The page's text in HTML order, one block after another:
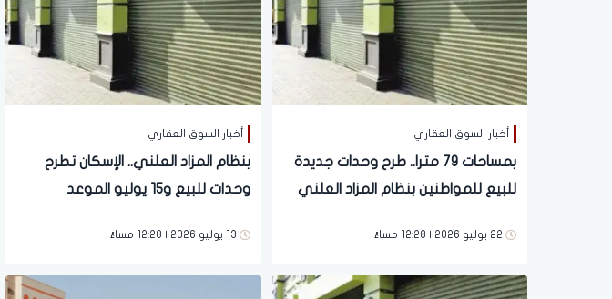
أخبار السوق العقاري
بمساحات 79 مترا.. طرح وحدات جديدة
للبيع للمواطنين بنظام المزاد العلني
22 يوليو 2026 | 12:28 مساءً
أخبار السوق العقاري
بنظام المزاد العلني.. الإسكان تطرح
وحدات للبيع و15 يوليو الموعد
13 يوليو 2026 | 12:28 مساءً